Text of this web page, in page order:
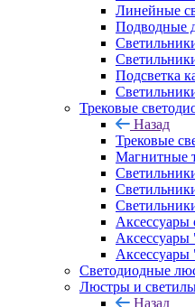
Линейные
Подводные
Подсветка
Трековые
Назад
Трековые
Магнитные
Аксессуары
Аксессуары
Аксессуары
Светодиодные
Люстры и
Назад